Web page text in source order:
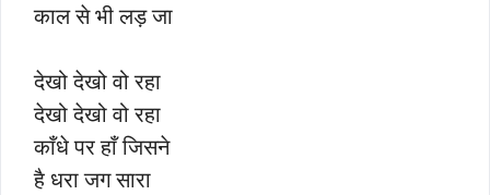
काल से भी लड़ जा
देखो देखो वो रहा
देखो देखो वो रहा
काँधे पर हाँ जिसने
है धरा जग सारा